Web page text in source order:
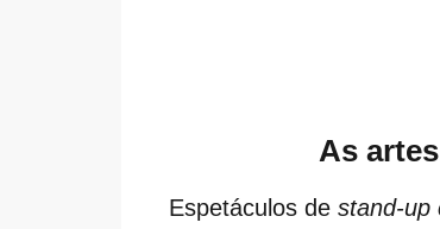
As
Espetáculos de stand-up